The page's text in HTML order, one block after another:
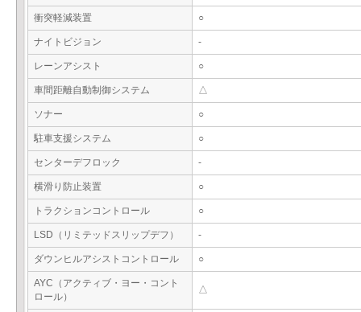
衝突軽減装置 ○
ナイトビジョン -
レーンアシスト ○
車間距離自動制御システム △
ソナー ○
駐車支援システム ○
センターデフロック -
横滑り防止装置 ○
トラクションコントロール ○
LSD（リミテッドスリップデフ） -
ダウンヒルアシストコントロール ○
AYC（アクティブ・ヨー・コント
ロール）
△